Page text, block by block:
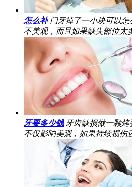
怎么补 门牙掉了一小块可以
不美观，而且如果缺失部位太
牙要多少钱 牙齿缺损做一颗
不仅影响美观，如果持续损伤